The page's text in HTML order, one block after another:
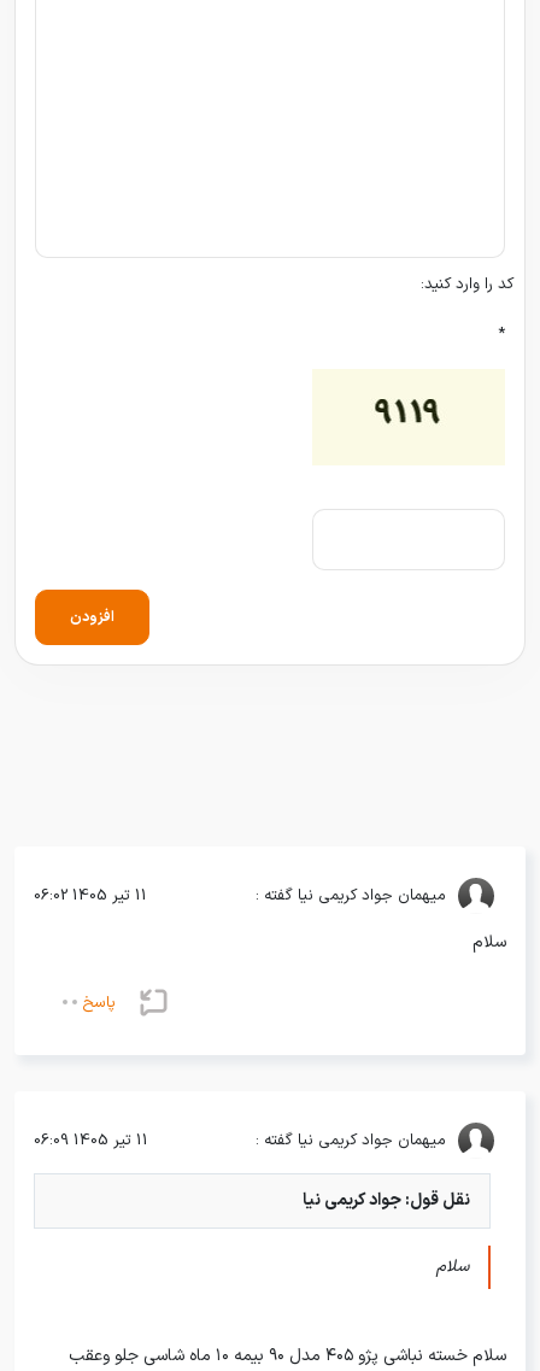
کد را وارد کنید:
*
افزودن
میهمان جواد کریمی نیا گفته : 11 تیر 1405 06:02
سلام
پاسخ
میهمان جواد کریمی نیا گفته : 11 تیر 1405 06:09
نقل قول: جواد کریمی نیا
سلام
سلام خسته نباشی پژو ۴۰۵ مدل ۹۰ بیمه ۱۰ ماه شاسی جلو وعقب